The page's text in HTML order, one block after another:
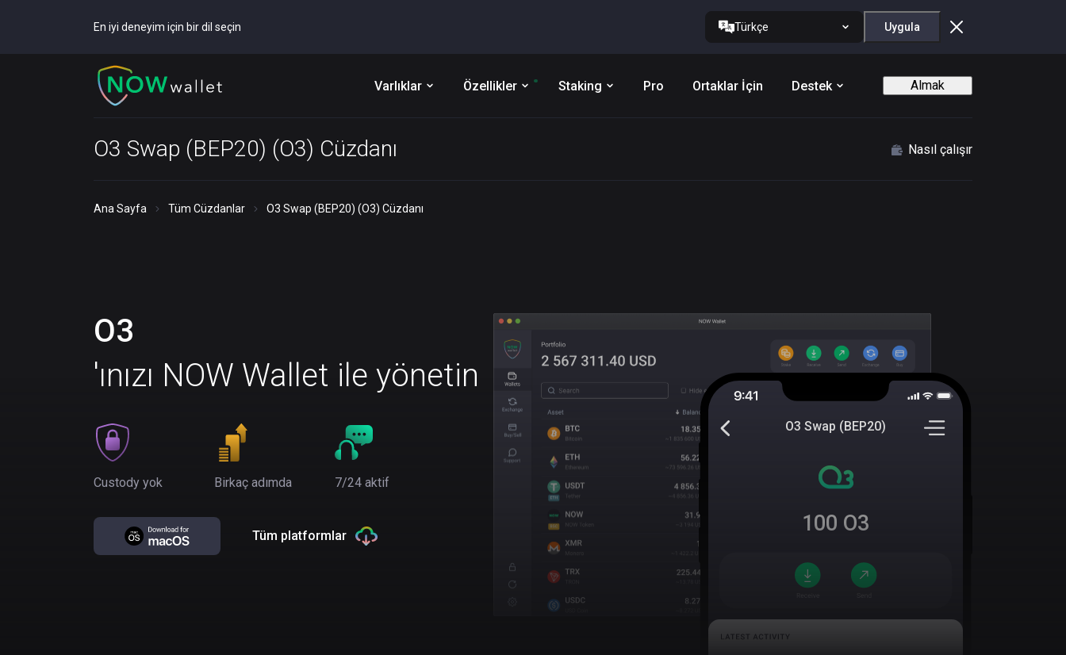
En iyi deneyim için bir dil seçin Türkçe Uygula
Varlıklar Özellikler Staking Pro Ortaklar İçin Destek Almak
O3 Swap (BEP20) (O3) Cüzdanı Nasıl çalışır
Ana Sayfa Tüm Cüzdanlar O3 Swap (BEP20) (O3) Cüzdanı
O3
'ınızı NOW Wallet ile yönetin
Custody yok Birkaç adımda 7/24 aktif
Tüm platformlar
O3 Swap (BEP20)
100 O3